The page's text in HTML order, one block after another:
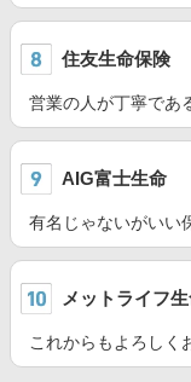
住友生命保険
営業の人が丁寧であ
AIG富士生命
有名じゃないがいい
メットライフ
これからもよろしく